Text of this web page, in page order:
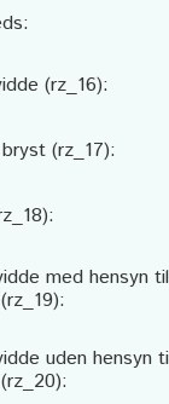
(rz_16):
(rz_17):
med hensyn til
uden hensyn